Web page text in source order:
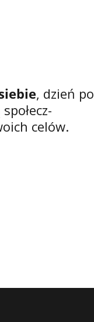
, dzień po
celów.